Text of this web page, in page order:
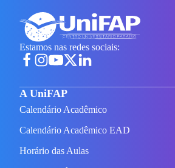
Estamos nas redes sociais:
A UniFAP
Calendário Acadêmico
Calendário Acadêmico EAD
Horário das Aulas